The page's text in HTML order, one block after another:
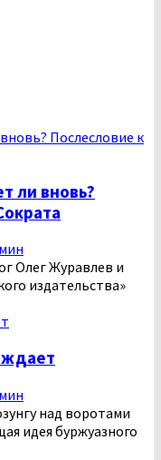
ли вновь?
Олег Журавлев и
издательства»
над воротами
идея буржуазного